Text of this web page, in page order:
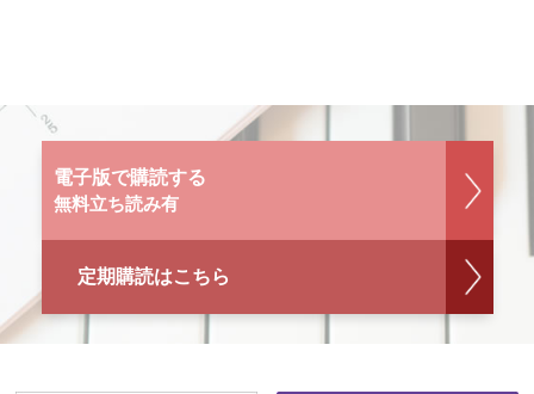
電子版で購読する
無料立ち読み有
定期購読はこちら